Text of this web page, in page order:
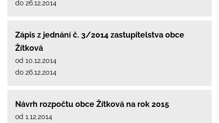
do 26.12.2014
Zápis z jednání č. 3/2014 zastupitelstva obce
Žítková
od 10.12.2014
do 26.12.2014
Návrh rozpočtu obce Žítková na rok 2015
od 1.12.2014